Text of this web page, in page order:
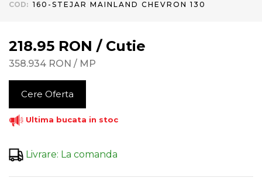
COD: 160-STEJAR MAINLAND CHEVRON 130
218.95 RON / Cutie
358.934 RON / MP
Cere Oferta
Ultima bucata in stoc
Livrare: La comanda